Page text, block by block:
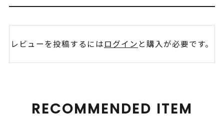
レビューを投稿するにはログイン と購入が必要です。
RECOMMENDED ITEM